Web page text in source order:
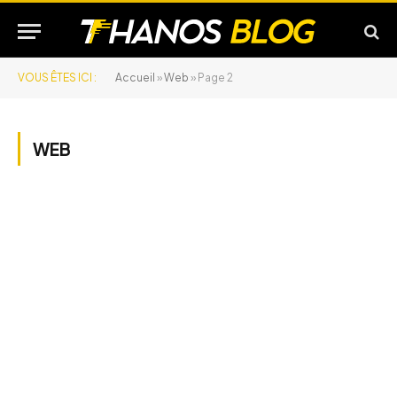
VOUS ÊTES ICI : Accueil »Web » Page 2
WEB